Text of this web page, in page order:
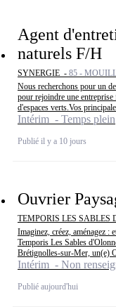
Agent
naturels F/H
SYNERGIE - 85 -
Nous recherchons pour un
pour rejoindre une entreprise
d'espaces verts.Vos
Intérim - Temps plein
Publié il y a 10 jours
Ouvrier
TEMPORIS LES SABLES
Imaginez, créez, aménagez :
Temporis Les Sables
Brétignolles-sur-Mer, un(e)
Intérim - Non
Publié aujourd'hui